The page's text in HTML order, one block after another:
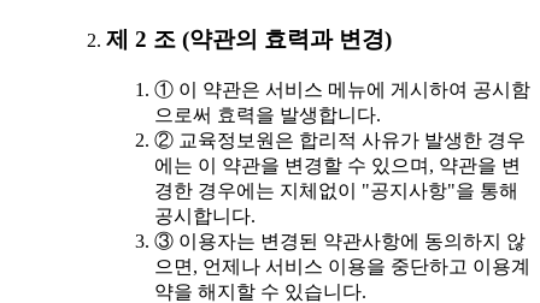
제 2 조 (약관의 효력과 변경)
① 이 약관은 서비스 메뉴에 게시하여 공시함
으로써 효력을 발생합니다.
② 교육정보원은 합리적 사유가 발생한 경우
에는 이 약관을 변경할 수 있으며, 약관을 변
경한 경우에는 지체없이 "공지사항"을 통해
공시합니다.
③ 이용자는 변경된 약관사항에 동의하지 않
으면, 언제나 서비스 이용을 중단하고 이용계
약을 해지할 수 있습니다.